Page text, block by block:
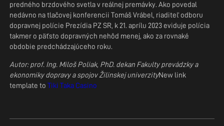
predného brzdového svetla v reálnej premávky. Ako povedal
nedávno na tlačovej konferencii Tomáš Vrábel, riaditeľ odboru
dopravnej polície Prezídia PZ SR, k 21. aprílu 2023 eviduje polícia
takmer o päťsto dopravných nehôd menej, ako za rovnaké
obdobie predchádzajúceho roku.
Autor: prof. Ing. Miloš Poliak, PhD. dekan Fakulty prevádzky a
ekonomiky dopravy a spojov Žilinskej univerzityNew link
template toTiki Taka Casino